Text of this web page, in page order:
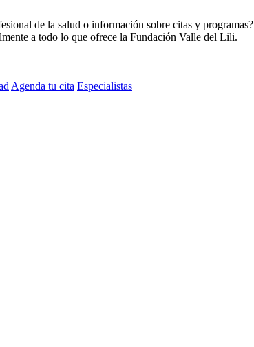
de la salud o información sobre citas y programas?
a todo lo que ofrece la Fundación Valle del Lili.
Agenda tu cita Especialistas